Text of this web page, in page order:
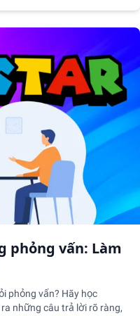
phỏng vấn: Làm
phỏng vấn? Hãy học
những câu trả lời rõ ràng,